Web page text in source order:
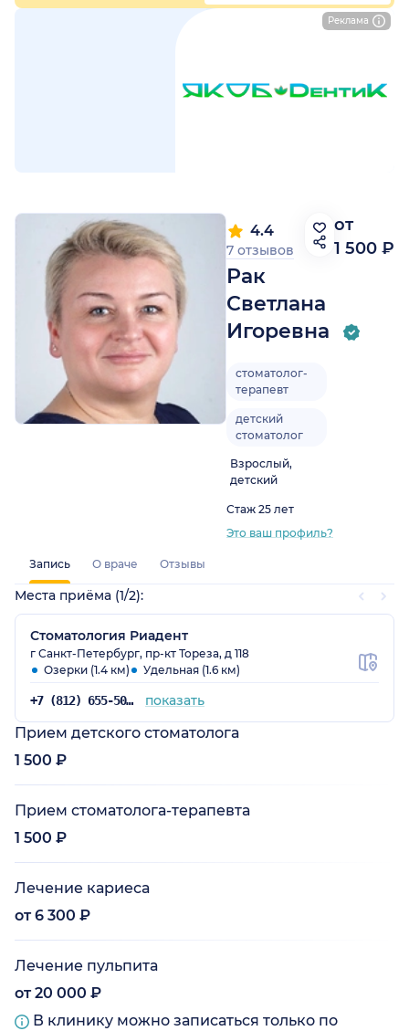
Рак
Светлана
Игоревна
4.4
7 отзывов
стоматолог-
терапевт
детский
стоматолог
Взрослый,
детский
Стаж 25 лет
Это ваш профиль?
от
1 500 ₽
Реклама
Запись О враче Отзывы
Места приёма (1/2):
Стоматология Риадент
г Санкт-Петербург, пр-кт Тореза, д 118
Озерки (1.4 км)
Удельная (1.6 км)
+7 (812) 655-50-54 показать
Прием детского стоматолога
1 500 ₽
Прием стоматолога-терапевта
1 500 ₽
Лечение кариеса
от 6 300 ₽
Лечение пульпита
от 20 000 ₽
В клинику можно записаться только по